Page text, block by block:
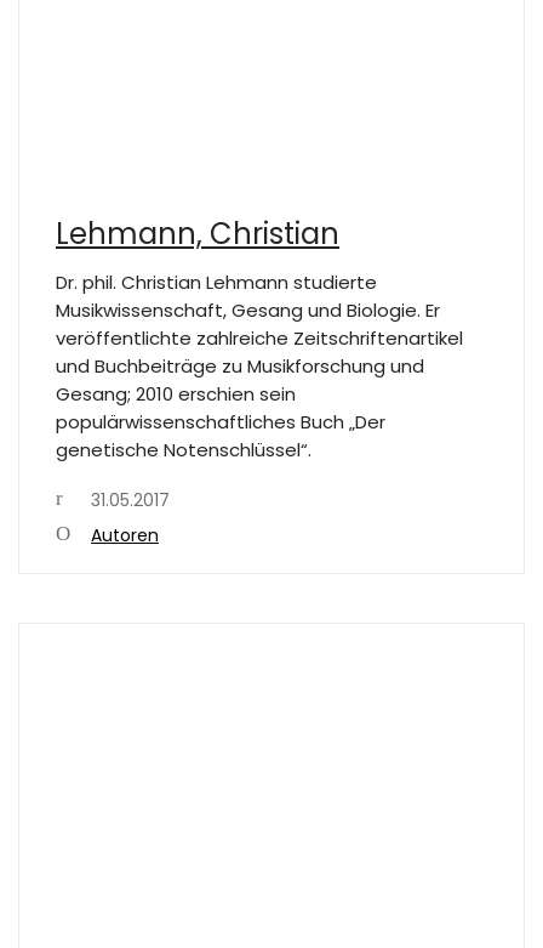
Lehmann, Christian
Dr. phil. Christian Lehmann studierte
Musikwissenschaft, Gesang und Biologie. Er
veröffentlichte zahlreiche Zeitschriftenartikel
und Buchbeiträge zu Musikforschung und
Gesang; 2010 erschien sein
populärwissenschaftliches Buch „Der
genetische Notenschlüssel“.
31.05.2017
Autoren